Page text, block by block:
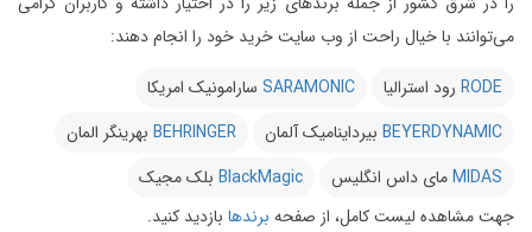
می‌توانند با خیال راحت از وب سایت خرید خود را انجام دهند:
RODE رود استرالیا SARAMONIC سارامونیک امریکا
BEYERDYNAMIC بیرداینامیک آلمان BEHRINGER بهرینگر المان
MIDASمای داس انگلیس BlackMagic بلک مجیک
جهت مشاهده لیست کامل، از صفحه برندها بازدید کنید.